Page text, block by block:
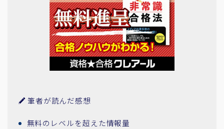
筆者が読んだ感想
無料のレベルを超えた情報量